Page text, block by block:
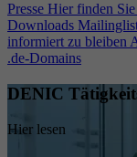
Presse Hier finden
Downloads
informiert zu bleiben
.de-Domains
DENIC
Hier lesen